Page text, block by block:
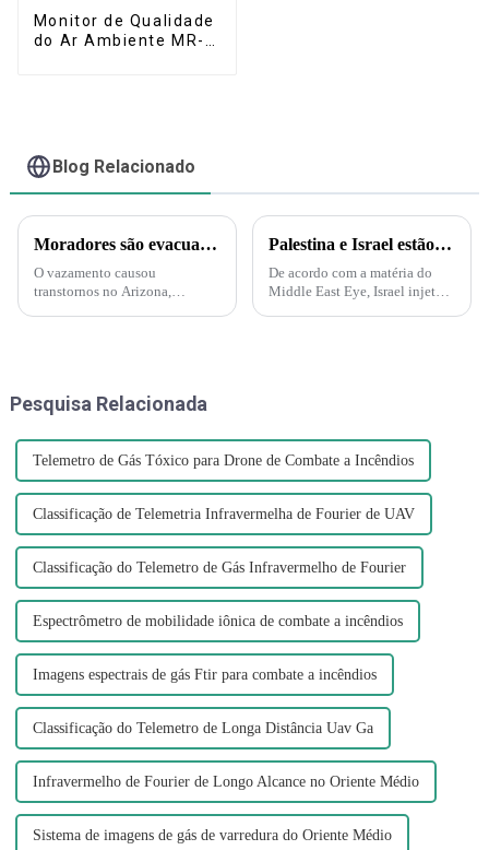
Monitor de Qualidade
do Ar Ambiente MR-A
Blog Relacionado
Moradores são evacuados após vazamento de ácido nítrico no Arizona – Mas o que é esse ácido?
O vazamento causou
transtornos no Arizona,
produz nitrogênio...
Palestina e Israel estão iniciando uma guerra biológica e química. A Força Delta aparece e injeta gás nervoso em túneis subterrâneos em Gaza!
De acordo com a matéria do
Middle East Eye, Israel injetará
Pesquisa Relacionada
Telemetro de Gás Tóxico para Drone de Combate a Incêndios
Classificação de Telemetria Infravermelha de Fourier de UAV
Classificação do Telemetro de Gás Infravermelho de Fourier
Espectrômetro de mobilidade iônica de combate a incêndios
Imagens espectrais de gás Ftir para combate a incêndios
Classificação do Telemetro de Longa Distância Uav Ga
Infravermelho de Fourier de Longo Alcance no Oriente Médio
Sistema de imagens de gás de varredura do Oriente Médio